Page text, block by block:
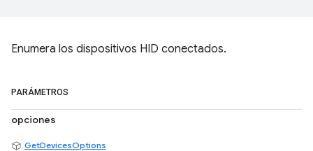
Enumera los dispositivos HID conectados.
PARÁMETROS
opciones
GetDevicesOptions